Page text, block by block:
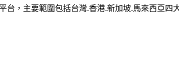
台，主要範圍包括台灣.香港.新加坡.馬來西亞